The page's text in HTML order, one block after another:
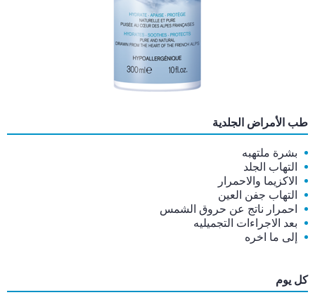
طب الأمراض الجلدية
بشرة ملتهبه
التهاب الجلد
الاكزيما والاحمرار
التهاب جفن العين
احمرار ناتج عن حروق الشمس
بعد الاجراءات التجميليه
إلى ما اخره
كل يوم